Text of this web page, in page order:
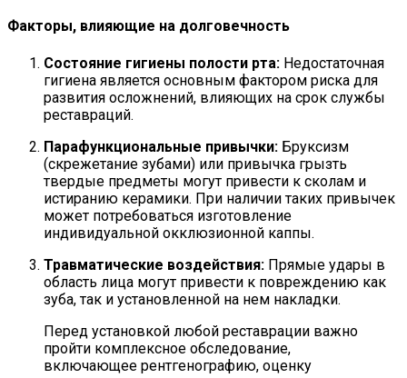
Факторы, влияющие на долговечность
Состояние гигиены полости рта: Недостаточная
гигиена является основным фактором риска для
развития осложнений, влияющих на срок службы
реставраций.
Парафункциональные привычки: Бруксизм
(скрежетание зубами) или привычка грызть
твердые предметы могут привести к сколам и
истиранию керамики. При наличии таких привычек
может потребоваться изготовление
индивидуальной окклюзионной каппы.
Травматические воздействия: Прямые удары в
область лица могут привести к повреждению как
зуба, так и установленной на нем накладки.
Перед установкой любой реставрации важно
пройти комплексное обследование,
включающее рентгенографию, оценку